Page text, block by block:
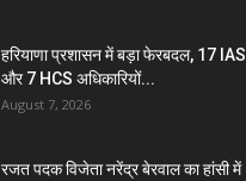
हरियाणा प्रशासन में बड़ा फेरबदल, 17 IAS
और 7 HCS अधिकारियों...
August 7, 2026
रजत पदक विजेता नरेंद्र बेरवाल का हांसी में